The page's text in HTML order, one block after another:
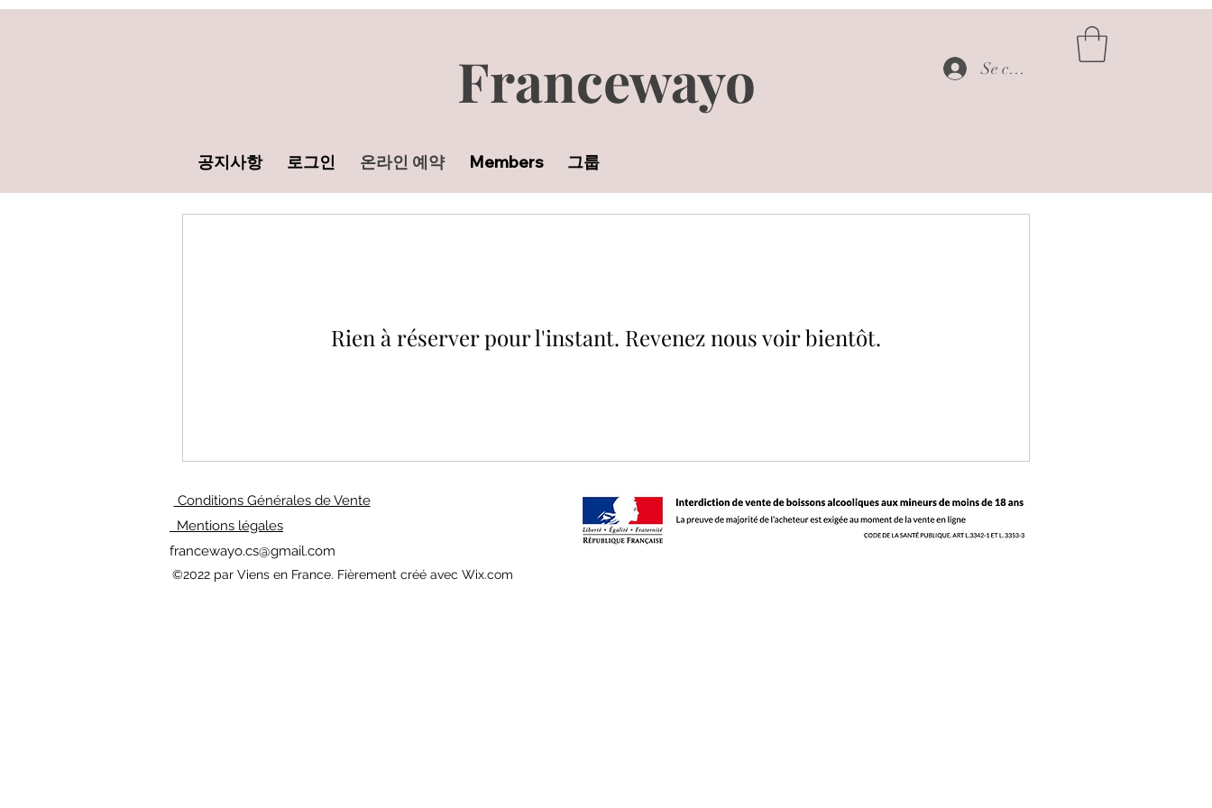
공지사항 로그인 온라인 예약 Members 그룹
Francewayo Se connecter
Rien à réserver pour l'instant. Revenez nous voir bientôt.
Conditions Générales de Vente
Mentions légales
francewayo.cs@gmail.com
©2022 par Viens en France. Fièrement créé avec Wix.com